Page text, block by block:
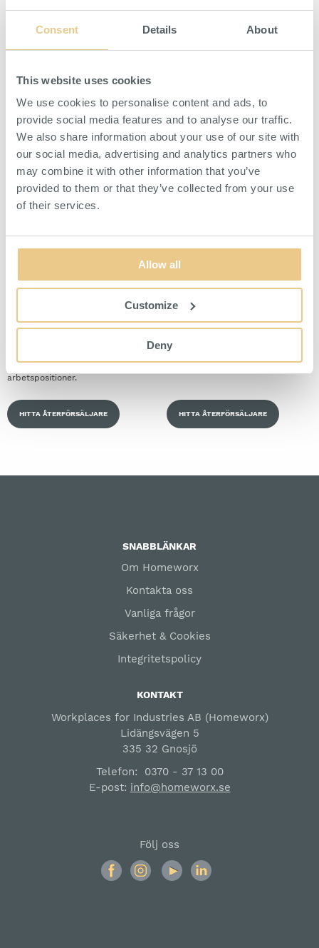
Consent Details About
This website uses cookies
We use cookies to personalise content and ads, to
provide social media features and to analyse our traffic.
We also share information about your use of our site with
our social media, advertising and analytics partners who
may combine it with other information that you’ve
provided to them or that they’ve collected from your use
of their services.
Allow all
Customize
Deny
förvaring av skruv och verktyg.
LIKNANDE PRODUKTER
arbetspositioner.
HITTA ÅTERFÖRSÄLJARE
Verkstadspall med förvaring
HITTA ÅTERFÖRSÄLJARE
SNABBLÄNKAR
Om Homeworx
Kontakta oss
Vanliga frågor
Säkerhet & Cookies
Integritetspolicy
KONTAKT
Workplaces for Industries AB (Homeworx)
Lidängsvägen 5
335 32 Gnosjö
Telefon: 0370 - 37 13 00
E-post: info@homeworx.se
Följ oss